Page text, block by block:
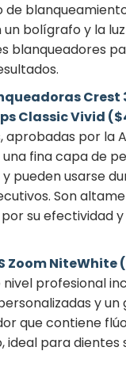
de
bolígrafo y la
blanqueadores
Crest
Classic Vivid
aprobadas por la
fina capa de
pueden usarse
Son
su efectividad
Zoom NiteWhite
nivel profesional
y un
que contiene
ideal para dientes